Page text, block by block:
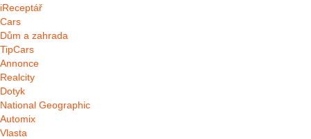
iReceptář
Cars
Dům a zahrada
TipCars
Annonce
Realcity
Dotyk
National Geographic
Automix
Vlasta